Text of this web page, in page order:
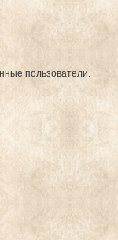
пользователи.